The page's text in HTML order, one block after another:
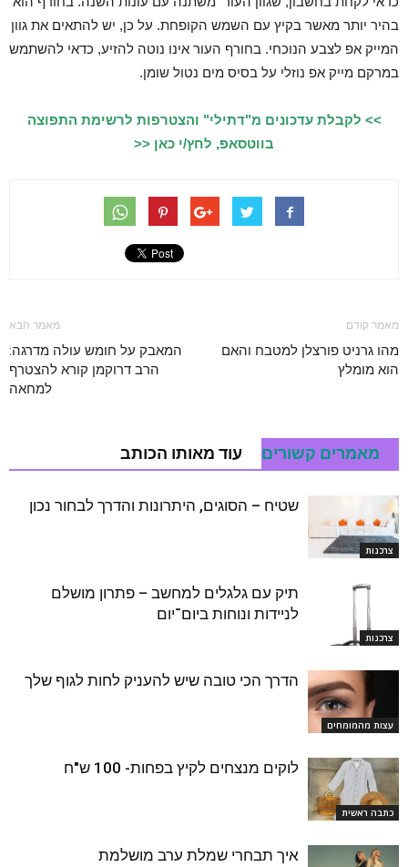
בהיר יותר מאשר בקיץ עם השמש הקופחת. על כן, יש להתאים את גוון
המייק אפ לצבע הנוכחי. בחורף העור אינו נוטה להזיע, כדאי להשתמש
במרקם מייק אפ נוזלי על בסיס מים נטול שומן.
>> לקבלת עדכונים מ"דתילי" והצטרפות לרשימת התפוצה
בווטסאפ, לחץ/י כאן <<
מאמר קודם
מהו גרניט פורצלן למטבח והאם
הוא מומלץ
מאמר הבא
המאבק על חומש עולה מדרגה:
הרב דרוקמן קורא להצטרף
למחאה
מאמרים קשורים עוד מאותו הכותב
צרכנות
שטיח – הסוגים, היתרונות והדרך לבחור נכון
צרכנות
תיק עם גלגלים למחשב – פתרון מושלם
לניידות ונוחות ביום־יום
עצות מהמומחים
הדרך הכי טובה שיש להעניק לחות לגוף שלך
כתבה ראשית
לוקים מנצחים לקיץ בפחות- 100 ש"ח
איך תבחרי שמלת ערב מושלמת